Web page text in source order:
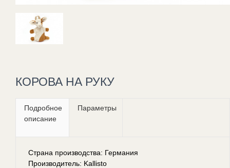
КОРОВА НА РУКУ
Подробное
описание
Параметры
Страна производства: Германия
Производитель: Kallisto